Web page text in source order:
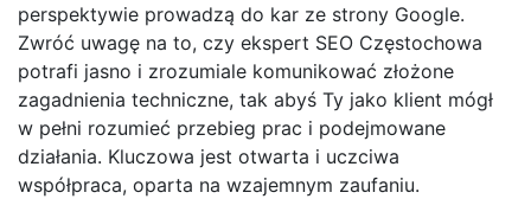
perspektywie prowadzą do kar ze strony Google.
Zwróć uwagę na to, czy ekspert SEO Częstochowa
potrafi jasno i zrozumiale komunikować złożone
zagadnienia techniczne, tak abyś Ty jako klient mógł
w pełni rozumieć przebieg prac i podejmowane
działania. Kluczowa jest otwarta i uczciwa
współpraca, oparta na wzajemnym zaufaniu.